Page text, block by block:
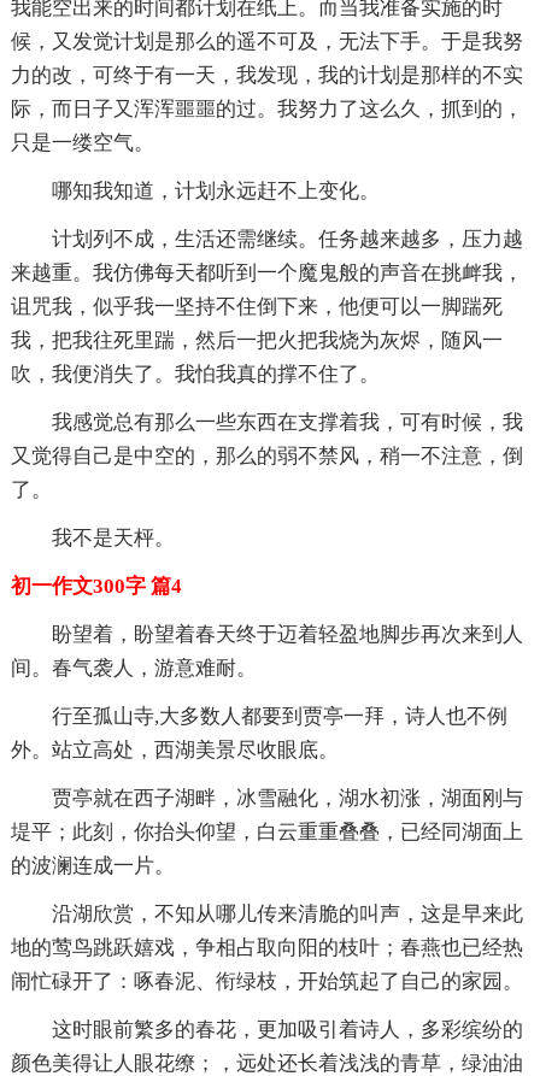
我能空出来的时间都计划在纸上。而当我准备实施的时
候，又发觉计划是那么的遥不可及，无法下手。于是我努
力的改，可终于有一天，我发现，我的计划是那样的不实
际，而日子又浑浑噩噩的过。我努力了这么久，抓到的，
只是一缕空气。
哪知我知道，计划永远赶不上变化。
计划列不成，生活还需继续。任务越来越多，压力越
来越重。我仿佛每天都听到一个魔鬼般的声音在挑衅我，
诅咒我，似乎我一坚持不住倒下来，他便可以一脚踹死
我，把我往死里踹，然后一把火把我烧为灰烬，随风一
吹，我便消失了。我怕我真的撑不住了。
我感觉总有那么一些东西在支撑着我，可有时候，我
又觉得自己是中空的，那么的弱不禁风，稍一不注意，倒
了。
我不是天枰。
初一作文300字 篇4
盼望着，盼望着春天终于迈着轻盈地脚步再次来到人
间。春气袭人，游意难耐。
行至孤山寺,大多数人都要到贾亭一拜，诗人也不例
外。站立高处，西湖美景尽收眼底。
贾亭就在西子湖畔，冰雪融化，湖水初涨，湖面刚与
堤平；此刻，你抬头仰望，白云重重叠叠，已经同湖面上
的波澜连成一片。
沿湖欣赏，不知从哪儿传来清脆的叫声，这是早来此
地的莺鸟跳跃嬉戏，争相占取向阳的枝叶；春燕也已经热
闹忙碌开了：啄春泥、衔绿枝，开始筑起了自己的家园。
这时眼前繁多的春花，更加吸引着诗人，多彩缤纷的
颜色美得让人眼花缭；，远处还长着浅浅的青草，绿油油